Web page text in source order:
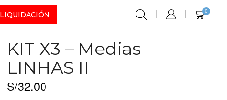
LIQUIDACIÓN 0
KIT X3 – Medias
LINHAS II
S/32.00